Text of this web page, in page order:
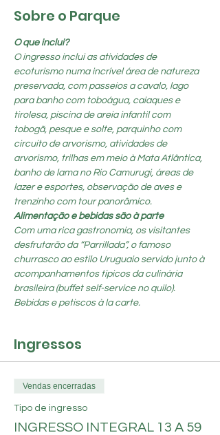
Sobre o Parque
O que inclui?
O ingresso inclui as atividades de
ecoturismo numa incrível área de natureza
preservada, com passeios a cavalo, lago
para banho com toboágua, caiaques e
tirolesa, piscina de areia infantil com
tobogã, pesque e solte, parquinho com
circuito de arvorismo, atividades de
arvorismo, trilhas em meio à Mata Atlântica,
banho de lama no Rio Camurugi, áreas de
lazer e esportes, observação de aves e
trenzinho com tour panorâmico.
Alimentação e bebidas são à parte
Com uma rica gastronomia, os visitantes
desfrutarão da “Parrillada”, o famoso
churrasco ao estilo Uruguaio servido junto à
acompanhamentos típicos da culinária
brasileira (buffet self-service no quilo).
Bebidas e petiscos à la carte.
Ingressos
Vendas encerradas
Tipo de ingresso
INGRESSO INTEGRAL 13 A 59